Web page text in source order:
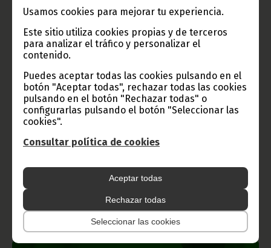
Usamos cookies para mejorar tu experiencia.
Este sitio utiliza cookies propias y de terceros
para analizar el tráfico y personalizar el
contenido.
Puedes aceptar todas las cookies pulsando en el
botón "Aceptar todas", rechazar todas las cookies
pulsando en el botón "Rechazar todas" o
configurarlas pulsando el botón "Seleccionar las
cookies".
Consultar política de cookies
Aceptar todas
Rechazar todas
Seleccionar las cookies
GOBIERNO
Gobierno e Instituciones
Información de Guinea Ecuatorial